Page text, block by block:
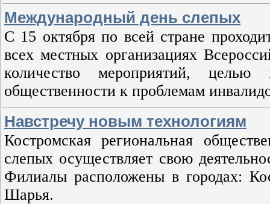
Международный день слепых
С 15 октября по всей стране
всех местных организациях
количество мероприятий, целью
общественности к проблемам
Навстречу новым технологиям
Костромская региональная
слепых осуществляет свою
Филиалы расположены в городах:
Шарья.